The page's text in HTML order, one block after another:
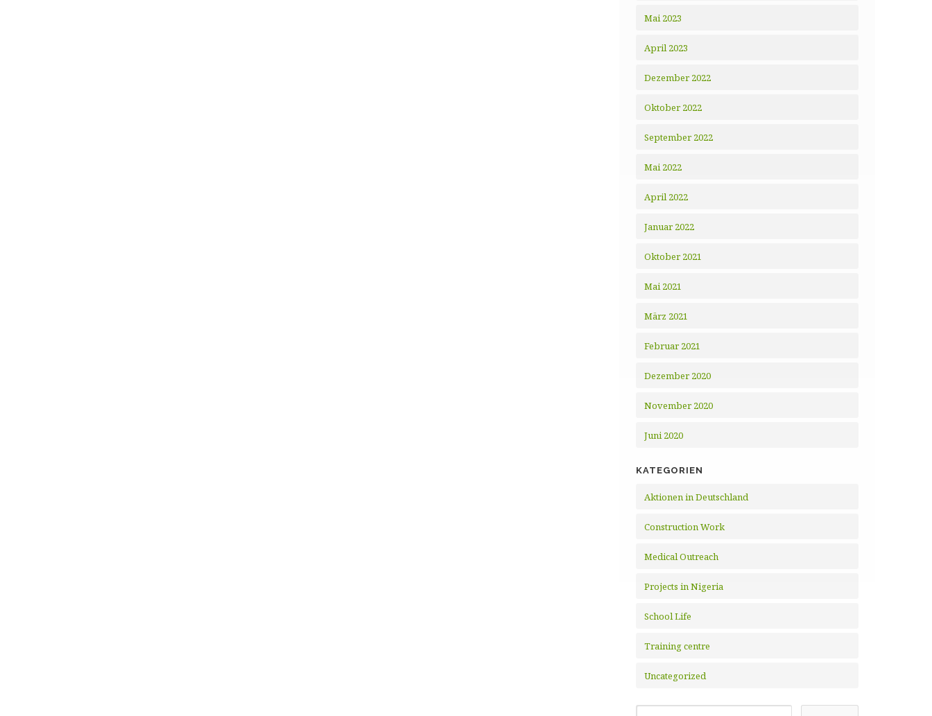
Mai 2023
April 2023
Dezember 2022
Oktober 2022
September 2022
Mai 2022
April 2022
Januar 2022
Oktober 2021
Mai 2021
März 2021
Februar 2021
Dezember 2020
November 2020
Juni 2020
KATEGORIEN
Aktionen in Deutschland
Construction Work
Medical Outreach
Projects in Nigeria
School Life
Training centre
Uncategorized